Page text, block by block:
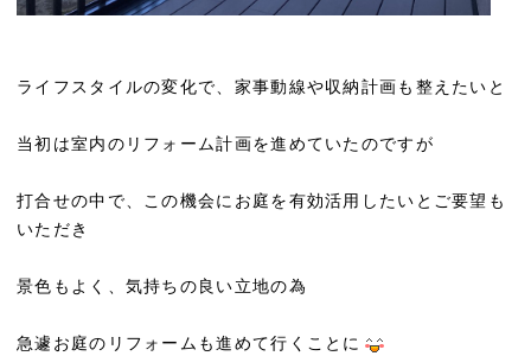
ライフスタイルの変化で、家事動線や収納計画も整えたいと
当初は室内のリフォーム計画を進めていたのですが
打合せの中で、この機会にお庭を有効活用したいとご要望も
いただき
景色もよく、気持ちの良い立地の為
急遽お庭のリフォームも進めて行くことに